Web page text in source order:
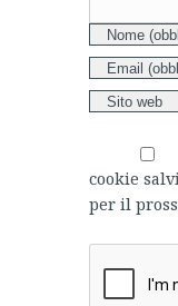
cookie
per il